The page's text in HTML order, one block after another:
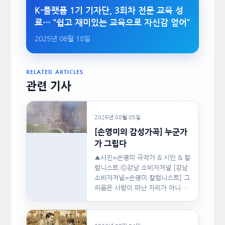
K-플랫폼 1기 기자단, 3회차 전문 교육 성
료… “쉽고 재미있는 교육으로 자신감 얻어”
2025년 06월 18일
RELATED ARTICLES
관련 기사
2026년 08월 05일
[손영미의 감성가곡] 누군가
가 그립다
▲사진=손영미 극작가 & 시인 & 칼
럼니스트 ⓒ강남 소비자저널 [강남
소비자저널=손영미 칼럼니스트] 그
리움은 사랑이 떠난 자리가 아니라,